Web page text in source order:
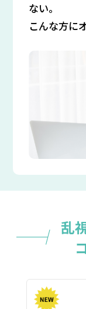
ない。
こんな方に
乱